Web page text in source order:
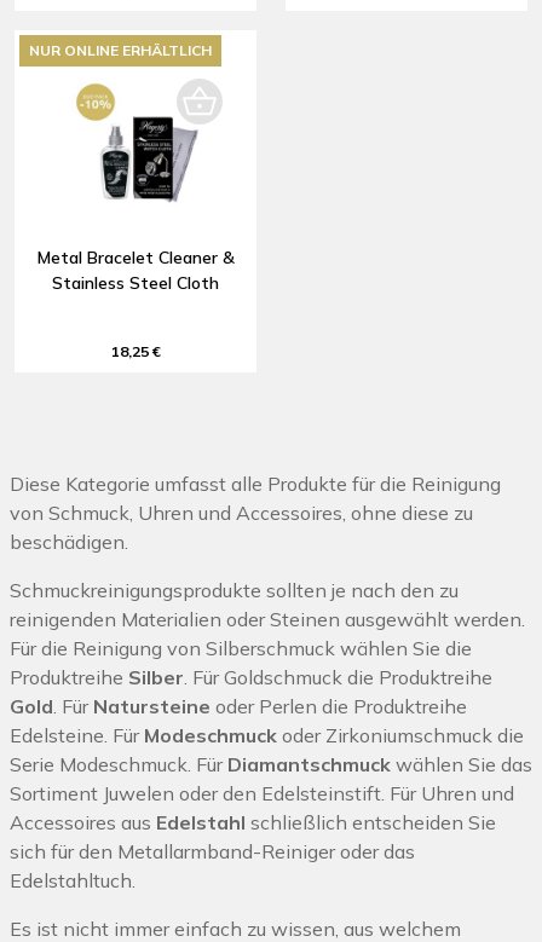
Metal Bracelet Cleaner &
Stainless Steel Cloth
18,25 €
NUR ONLINE ERHÄLTLICH
Diese Kategorie umfasst alle Produkte für die Reinigung
von Schmuck, Uhren und Accessoires, ohne diese zu
beschädigen.
Schmuckreinigungsprodukte sollten je nach den zu
reinigenden Materialien oder Steinen ausgewählt werden.
Für die Reinigung von Silberschmuck wählen Sie die
Produktreihe Silber . Für Goldschmuck die Produktreihe
Gold . Für Natursteine oder Perlen die Produktreihe
Edelsteine. Für Modeschmuck oder Zirkoniumschmuck die
Serie Modeschmuck. Für Diamantschmuck wählen Sie das
Sortiment Juwelen oder den Edelsteinstift. Für Uhren und
Accessoires aus Edelstahl schließlich entscheiden Sie
sich für den Metallarmband-Reiniger oder das
Edelstahltuch.
Es ist nicht immer einfach zu wissen, aus welchem